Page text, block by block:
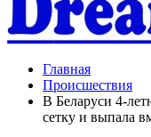
Главная
Происшествия
В Беларуси 4-
сетку и выпала